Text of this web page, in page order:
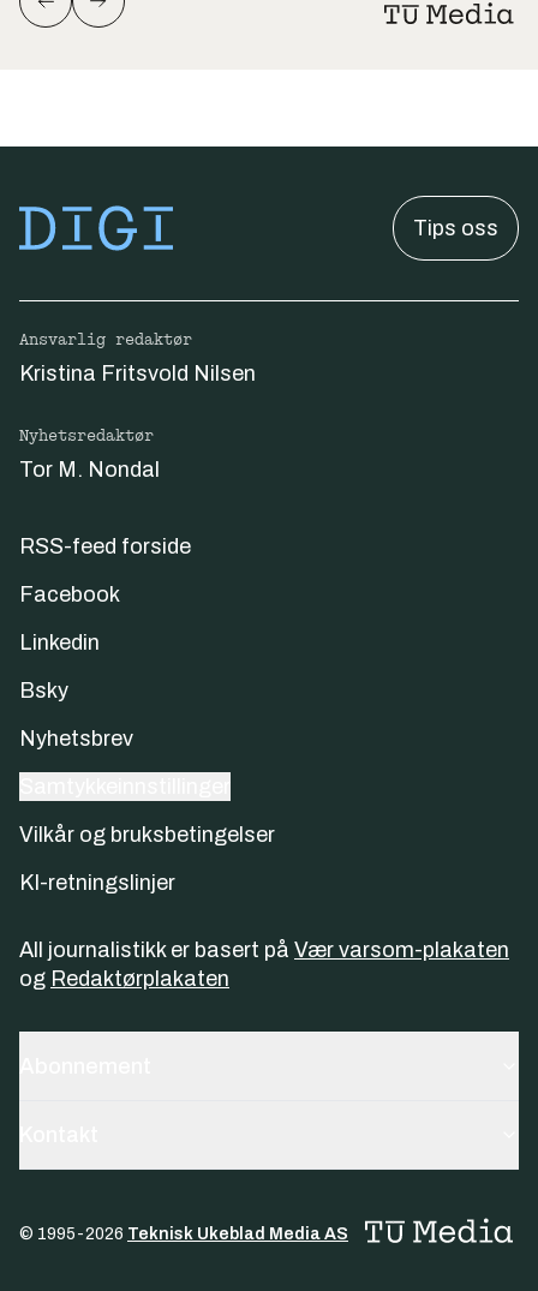
Tips oss
Ansvarlig redaktør
Kristina Fritsvold Nilsen
Nyhetsredaktør
Tor M. Nondal
RSS-feed forside
Facebook
Linkedin
Bsky
Nyhetsbrev
Vilkår og bruksbetingelser
KI-retningslinjer
All journalistikk er basert på Vær varsom-plakaten
og Redaktørplakaten
© 1995-2026 Teknisk Ukeblad Media AS